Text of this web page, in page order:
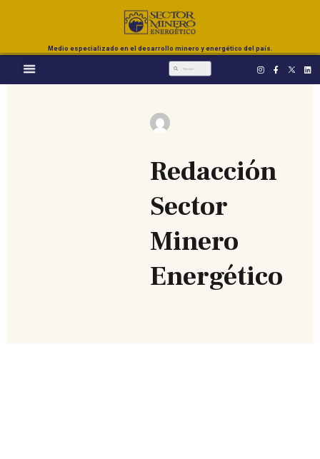
Medio especializado en el desarrollo minero y energético del país.
Redacción
Sector
Minero
Energético